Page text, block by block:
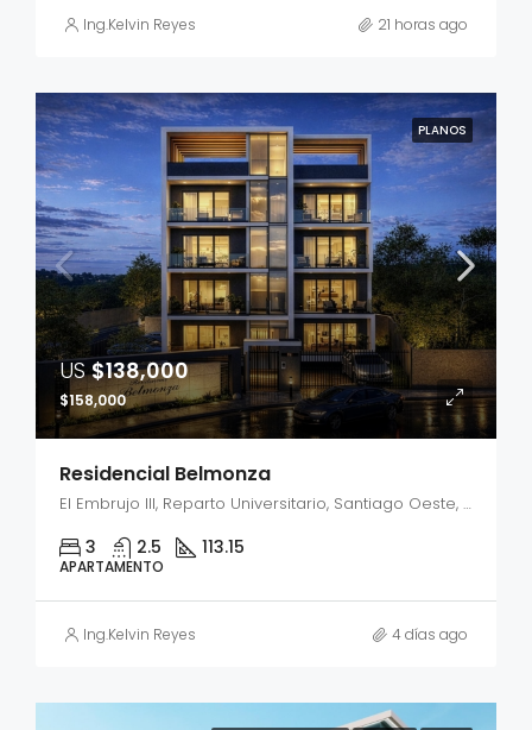
Ing.Kelvin Reyes 21 horas ago
PLANOS
US$138,000
$158,000
Residencial Belmonza
El Embrujo III, Reparto Universitario, Santiago Oeste, Santiago, 51043, República Dominicana
3 2.5 113.15
APARTAMENTO
Ing.Kelvin Reyes 4 días ago